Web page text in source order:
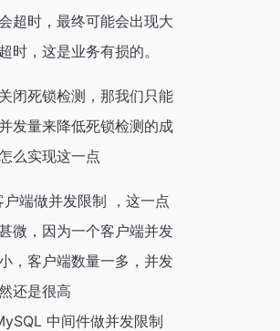
超时，最终可能会出现大
时，这是业务有损的。
闭死锁检测，那我们只能
发量来降低死锁检测的成
么实现这一点
户端做并发限制 ，这一点
微，因为一个客户端并发
，客户端数量一多，并发
还是很高
中间件做并发限制